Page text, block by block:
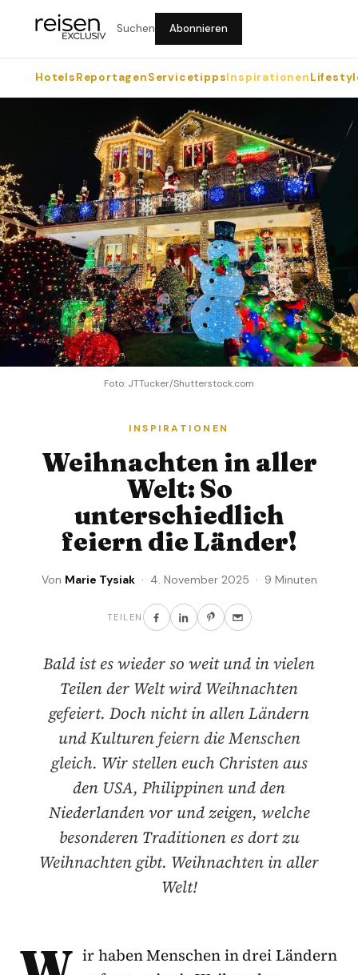
Suchen Abonnieren
HotelsReportagenServicetippsInspirationen
Foto: JTTucker/Shutterstock.com
INSPIRATIONEN
Weihnachten in aller
Welt: So
unterschiedlich
feiern die Länder!
Von Marie Tysiak· 4. November 2025 · 9 Minuten
TEILEN
Bald ist es wieder so weit und in vielen
Teilen der Welt wird Weihnachten
gefeiert. Doch nicht in allen Ländern
und Kulturen feiern die Menschen
gleich. Wir stellen euch Christen aus
den USA, Philippinen und den
Niederlanden vor und zeigen, welche
besonderen Traditionen es dort zu
Weihnachten gibt. Weihnachten in aller
Welt!
ir haben Menschen in drei Ländern